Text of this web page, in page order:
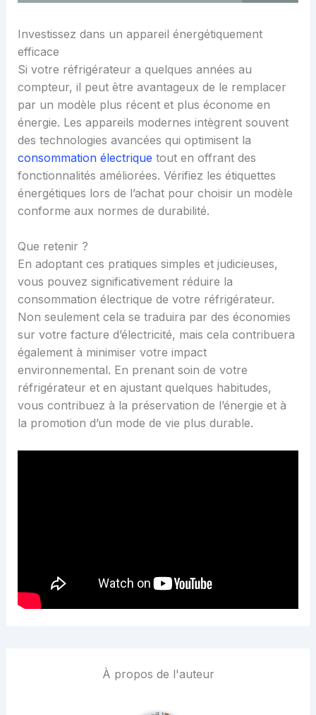
Investissez dans un appareil énergétiquement
efficace
Si votre réfrigérateur a quelques années au
compteur, il peut être avantageux de le remplacer
par un modèle plus récent et plus économe en
énergie. Les appareils modernes intègrent souvent
des technologies avancées qui optimisent la
consommation électrique tout en offrant des
fonctionnalités améliorées. Vérifiez les étiquettes
énergétiques lors de l’achat pour choisir un modèle
conforme aux normes de durabilité.
Que retenir ?
En adoptant ces pratiques simples et judicieuses,
vous pouvez significativement réduire la
consommation électrique de votre réfrigérateur.
Non seulement cela se traduira par des économies
sur votre facture d’électricité, mais cela contribuera
également à minimiser votre impact
environnemental. En prenant soin de votre
réfrigérateur et en ajustant quelques habitudes,
vous contribuez à la préservation de l’énergie et à
la promotion d’un mode de vie plus durable.
À propos de l'auteur